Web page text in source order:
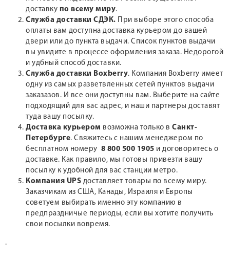
доставку по всему миру.
Служба доставки СДЭК. При выборе этого способа
оплаты вам доступна доставка курьером до вашей
двери или до пункта выдачи. Список пунктов выдачи
вы увидите в процессе оформления заказа. Недорогой
и удбный способ доставки.
Служба доставки Boxberry. Компания Boxberry имеет
одну из самых разветвленных сетей пунктов выдачи
заказазов. И все они доступны вам. Выберите на сайте
подходящий для вас адрес, и наши партнеры доставят
туда вашу посылку.
Доставка курьером возможна только в Санкт-
Петербурге. Свяжитесь с нашим менеджером по
бесплатном номеру 8 800 500 1905 и договоритесь о
доставке. Как правило, мы готовы привезти вашу
посылку к удобной для вас станции метро.
Компания UPS доставляет товары по всему миру.
Заказчикам из США, Канады, Израиля и Европы
советуем выбирать именно эту компанию в
предпраздничые периоды, если вы хотите получить
свои посылки вовремя.
.